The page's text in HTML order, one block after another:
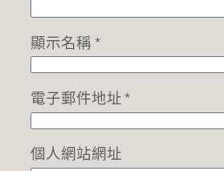
顯示名稱 *
電子郵件地址*
個人網站網址